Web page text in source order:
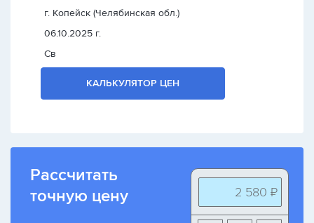
г. Копейск (Челябинская обл.)
06.10.2025 г.
Св
КАЛЬКУЛЯТОР ЦЕН
Рассчитать
точную цену
2 580 ₽